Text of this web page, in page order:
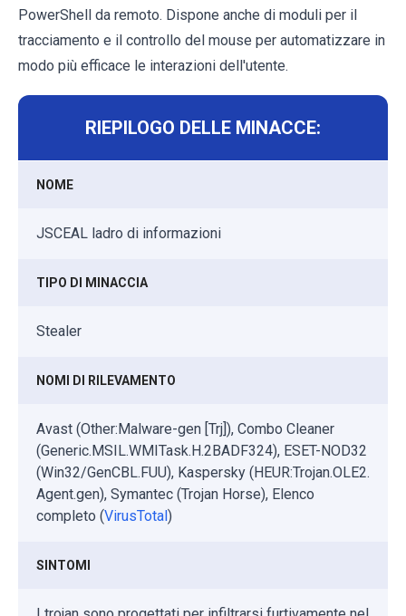
PowerShell da remoto. Dispone anche di moduli per il
tracciamento e il controllo del mouse per automatizzare in
modo più efficace le interazioni dell'utente.
RIEPILOGO DELLE MINACCE:
NOME
JSCEAL ladro di informazioni
TIPO DI MINACCIA
Stealer
NOMI DI RILEVAMENTO
Avast (Other:Malware-gen [Trj]), Combo Cleaner
(Generic.MSIL.WMITask.H.2BADF324), ESET-NOD32
(Win32/GenCBL.FUU), Kaspersky (HEUR:Trojan.OLE2.
Agent.gen), Symantec (Trojan Horse), Elenco
completo (VirusTotal )
SINTOMI